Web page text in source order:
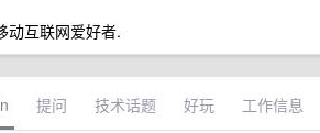
动互联网爱好者.
提问 技术话题 好玩 工作信息